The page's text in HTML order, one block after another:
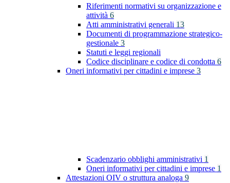
Riferimenti normativi su organizzazione e
attività 6
Atti amministrativi generali 13
Documenti di programmazione strategico-
gestionale 3
Statuti e leggi regionali
Codice disciplinare e codice di condotta 6
Oneri informativi per cittadini e imprese 3
Scadenzario obblighi amministrativi 1
Oneri informativi per cittadini e imprese 1
Attestazioni OIV o struttura analoga 9